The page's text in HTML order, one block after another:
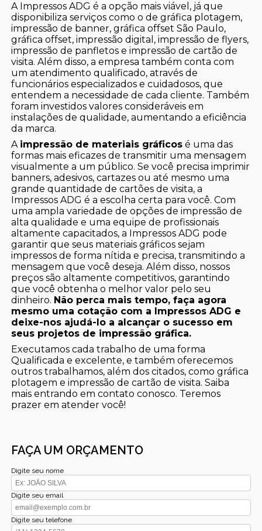
A Impressos ADG é a opção mais viável, já que
disponibiliza serviços como o de gráfica plotagem,
impressão de banner, gráfica offset São Paulo,
gráfica offset, impressão digital, impressão de flyers,
impressão de panfletos e impressão de cartão de
visita. Além disso, a empresa também conta com
um atendimento qualificado, através de
funcionários especializados e cuidadosos, que
entendem a necessidade de cada cliente. Também
foram investidos valores consideráveis em
instalações de qualidade, aumentando a eficiência
da marca.
A impressão de materiais gráficos é uma das
formas mais eficazes de transmitir uma mensagem
visualmente a um público. Se você precisa imprimir
banners, adesivos, cartazes ou até mesmo uma
grande quantidade de cartões de visita, a
Impressos ADG é a escolha certa para você. Com
uma ampla variedade de opções de impressão de
alta qualidade e uma equipe de profissionais
altamente capacitados, a Impressos ADG pode
garantir que seus materiais gráficos sejam
impressos de forma nítida e precisa, transmitindo a
mensagem que você deseja. Além disso, nossos
preços são altamente competitivos, garantindo
que você obtenha o melhor valor pelo seu
dinheiro. Não perca mais tempo, faça agora
mesmo uma cotação com a Impressos ADG e
deixe-nos ajudá-lo a alcançar o sucesso em
seus projetos de impressão gráfica.
Executamos cada trabalho de uma forma
Qualificada e excelente, e também oferecemos
outros trabalhamos, além dos citados, como gráfica
plotagem e impressão de cartão de visita. Saiba
mais entrando em contato conosco. Teremos
prazer em atender você!
FAÇA UM ORÇAMENTO
Digite seu nome
Digite seu email
Digite seu telefone